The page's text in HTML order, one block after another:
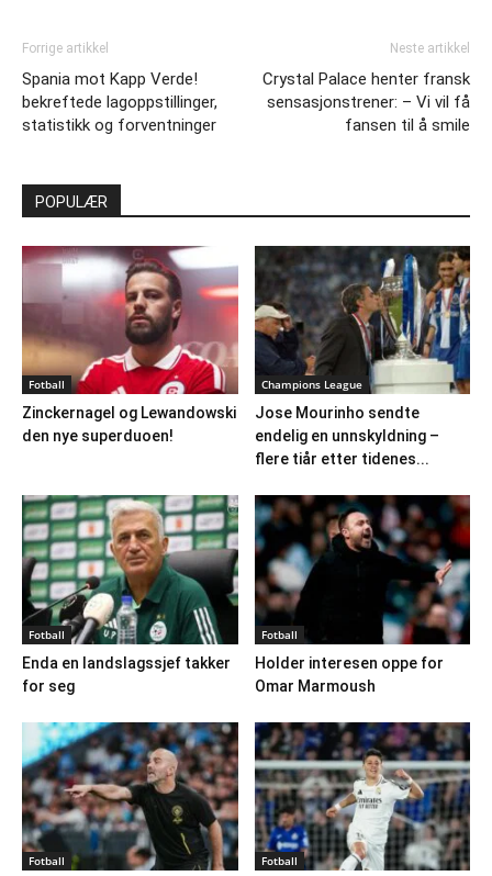
Forrige artikkel
Spania mot Kapp Verde!
bekreftede lagoppstillinger,
statistikk og forventninger
Neste artikkel
Crystal Palace henter fransk
sensasjonstrener: – Vi vil få
fansen til å smile
POPULÆR
Fotball
Zinckernagel og Lewandowski
den nye superduoen!
Champions League
Jose Mourinho sendte
endelig en unnskyldning –
flere tiår etter tidenes...
Fotball
Enda en landslagssjef takker
for seg
Fotball
Holder interesen oppe for
Omar Marmoush
Fotball Fotball